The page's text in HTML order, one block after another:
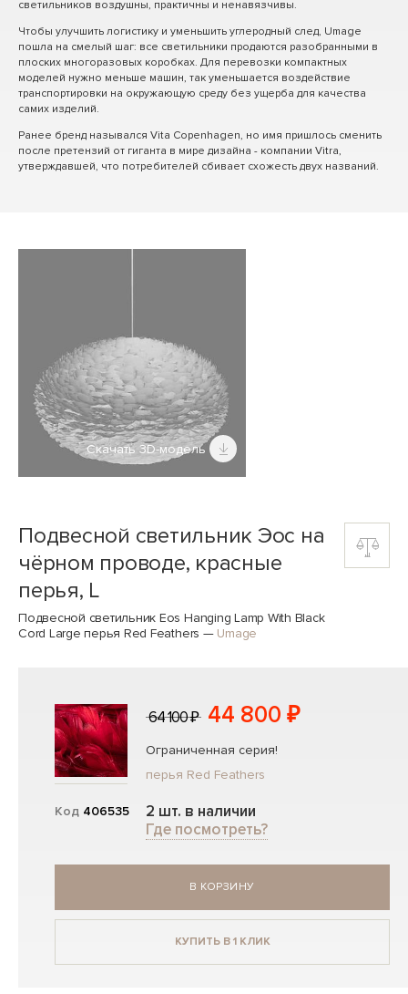
светильников воздушны, практичны и ненавязчивы.
Чтобы улучшить логистику и уменьшить углеродный след, Umage
пошла на смелый шаг: все светильники продаются разобранными в
плоских многоразовых коробках. Для перевозки компактных
моделей нужно меньше машин, так уменьшается воздействие
транспортировки на окружающую среду без ущерба для качества
самих изделий.
Ранее бренд назывался Vita Copenhagen, но имя пришлось сменить
после претензий от гиганта в мире дизайна - компании Vitra,
утверждавшей, что потребителей сбивает схожесть двух названий.
Скачать 3D-модель
Подвесной светильник Эос на
чёрном проводе, красные
перья, L
Подвесной светильник Eos Hanging Lamp With Black
Cord Large перья Red Feathers — Umage
Код 406535
64 100 ₽ 44 800 ₽
Ограниченная серия!
перья Red Feathers
2 шт. в наличии
Где посмотреть?
В КОРЗИНУ
КУПИТЬ В 1 КЛИК